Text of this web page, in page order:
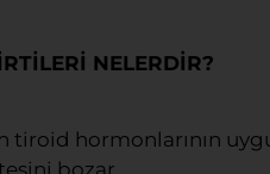
NELERDİR?
tiroid hormonlarının